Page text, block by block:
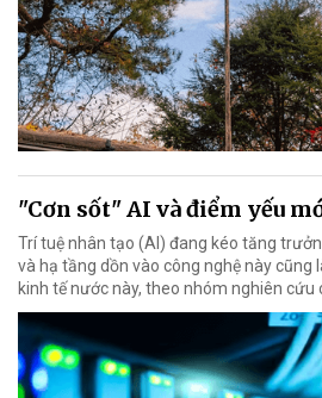
"Cơn sốt" AI và điểm yếu
Trí tuệ nhân tạo (AI) đang kéo tăng
và hạ tầng dồn vào công nghệ này cũng
kinh tế nước này, theo nhóm nghiên cứu